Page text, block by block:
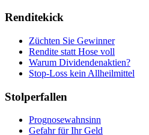
Renditekick
Züchten Sie Gewinner
Rendite statt Hose voll
Warum Dividendenaktien?
Stop-Loss kein Allheilmittel
Stolperfallen
Prognosewahnsinn
Gefahr für Ihr Geld